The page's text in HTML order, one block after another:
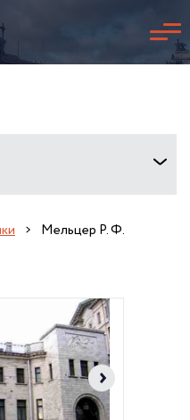
Мельцер Р. Ф.